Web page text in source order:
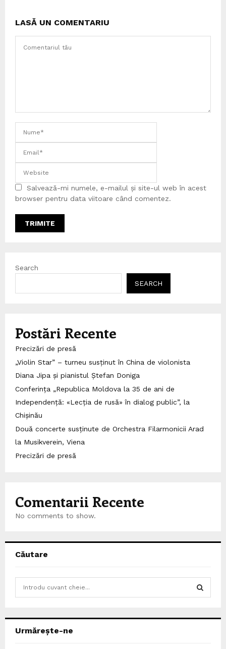
LASĂ UN COMENTARIU
Salvează-mi numele, e-mailul și site-ul web în acest
browser pentru data viitoare când comentez.
Search
SEARCH
Postări Recente
Precizări de presă
„Violin Star” – turneu susținut în China de violonista
Diana Jipa și pianistul Ștefan Doniga
Conferința „Republica Moldova la 35 de ani de
Independență: «Lecția de rusă» în dialog public”, la
Chișinău
Două concerte susținute de Orchestra Filarmonicii Arad
la Musikverein, Viena
Precizări de presă
Comentarii Recente
No comments to show.
Căutare
h
Urmărește-ne